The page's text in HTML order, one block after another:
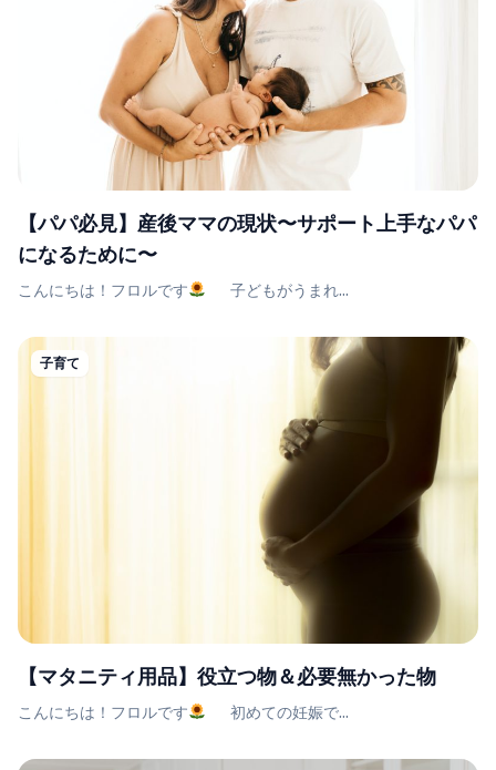
【パパ必見】産後ママの現状〜サポート上手なパパ
になるために〜
こんにちは！フロルです 子どもがうまれ...
子育て
【マタニティ用品】役立つ物＆必要無かった物
こんにちは！フロルです 初めての妊娠で...